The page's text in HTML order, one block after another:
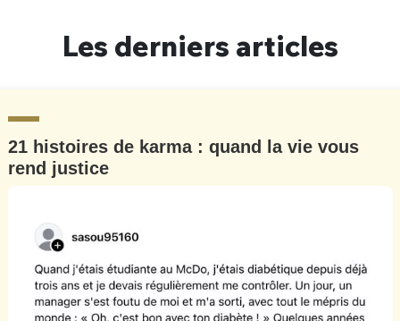
Les derniers articles
21 histoires de karma : quand la vie vous
rend justice